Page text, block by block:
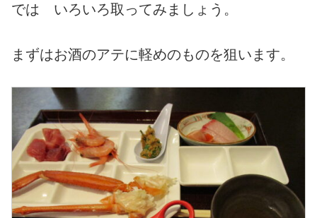
では いろいろ取ってみましょう。
まずはお酒のアテに軽めのものを狙います。